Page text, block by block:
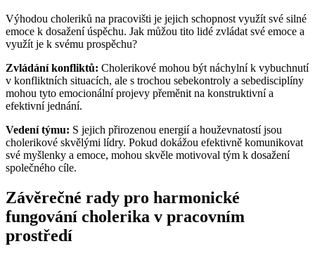
Výhodou choleriků na pracovišti je jejich schopnost využít své silné
emoce k dosažení úspěchu. Jak můžou tito lidé zvládat své emoce a
využít je k svému prospěchu?
Zvládání konfliktů: Cholerikové mohou být náchylní k vybuchnutí
v konfliktních situacích, ale s trochou sebekontroly a sebedisciplíny
mohou tyto emocionální projevy přeměnit na konstruktivní a
efektivní jednání.
Vedení týmu: S jejich přirozenou energií a houževnatostí jsou
cholerikové skvělými lídry. Pokud dokážou efektivně komunikovat
své myšlenky a emoce, mohou skvěle motivoval tým k dosažení
společného cíle.
Závěrečné rady pro harmonické
fungování cholerika v pracovním
prostředí